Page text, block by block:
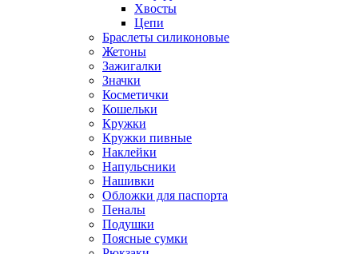
Хвосты
Цепи
Браслеты силиконовые
Жетоны
Зажигалки
Значки
Косметички
Кошельки
Кружки
Кружки пивные
Наклейки
Напульсники
Нашивки
Обложки для паспорта
Пеналы
Подушки
Поясные сумки